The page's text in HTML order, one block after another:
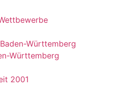
Württemberg
Württemberg
2001